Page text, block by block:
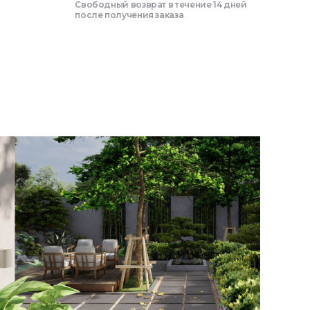
Свободный возврат в течение 14 дней
после получения заказа